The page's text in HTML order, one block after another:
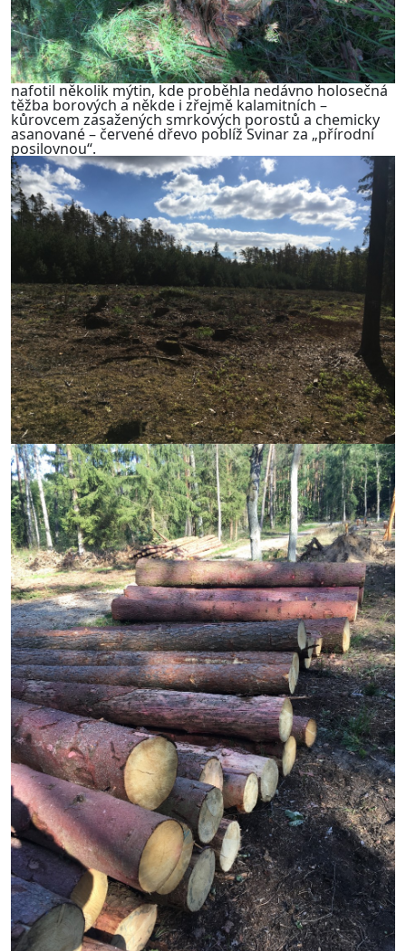
nafotil několik mýtin, kde proběhla nedávno holosečná
těžba borových a někde i zřejmě kalamitních –
kůrovcem zasažených smrkových porostů a chemicky
asanované – červené dřevo poblíž Svinar za „přírodní
posilovnou“.